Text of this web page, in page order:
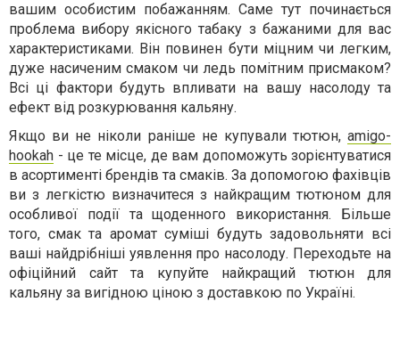
вашим особистим побажанням. Саме тут починається
проблема вибору якісного табаку з бажаними для вас
характеристиками. Він повинен бути міцним чи легким,
дуже насиченим смаком чи ледь помітним присмаком?
Всі ці фактори будуть впливати на вашу насолоду та
ефект від розкурювання кальяну.
Якщо ви не ніколи раніше не купували тютюн, amigo-
hookah - це те місце, де вам допоможуть зорієнтуватися
в асортименті брендів та смаків. За допомогою фахівців
ви з легкістю визначитеся з найкращим тютюном для
особливої події та щоденного використання. Більше
того, смак та аромат суміші будуть задовольняти всі
ваші найдрібніші уявлення про насолоду. Переходьте на
офіційний сайт та купуйте найкращий тютюн для
кальяну за вигідною ціною з доставкою по Україні.